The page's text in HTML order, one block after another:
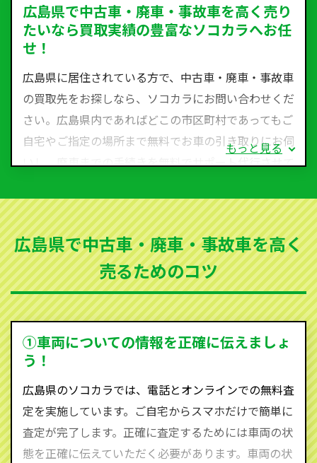
広島県で中古車・廃車・事故車を高く売り
たいなら買取実績の豊富なソコカラへお任
せ！
広島県に居住されている方で、中古車・廃車・事故車
の買取先をお探しなら、ソコカラにお問い合わせくだ
さい。広島県内であればどこの市区町村であってもご
自宅やご指定の場所まで無料でお車の引き取りにお伺
いし、廃車までの手続きを無料でサポート代行させて
など動かない車、水害車、不動車、乗らなくなってし
まった車、車検が切れて動かすことができない車でも
買取可能です。
ソコカラは世界１１０か国に独自の販売ネットワーク
を持ち、国内に自社物流網、自社ヤードをもっている
ため、中間マージンがかかりません。だから高価買取
を実現し、お客様に利益を還元することができるので
す。
590-870）までお問い合わせ下さい。
査定・ご相談・見積もりはすべて無料で行います。安
心してお問い合わせください。
もっと見る
広島県で中古車・廃車・事故車を高く
売るためのコツ
①車両についての情報を正確に伝えましょ
う！
広島県のソコカラでは、電話とオンラインでの無料査
定を実施しています。ご自宅からスマホだけで簡単に
査定が完了します。正確に査定するためには車両の状
態を正確に伝えていただく必要があります。車両の状